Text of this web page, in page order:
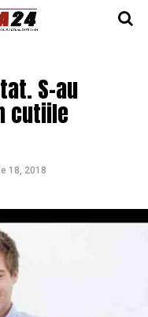
S-au
cutiile
18, 2018